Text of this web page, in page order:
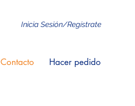
Inicia Sesión/Regístrate
Contacto Hacer pedido